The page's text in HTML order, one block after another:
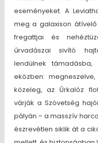
eseményeket. A
meg a galaxison
fregattjai és
űrvadászai sivító
lendülnek
eközben:
közeleg, az Űrkalóz
várják a Szövetség
pályán – a masszív
észrevétlen siklik át a